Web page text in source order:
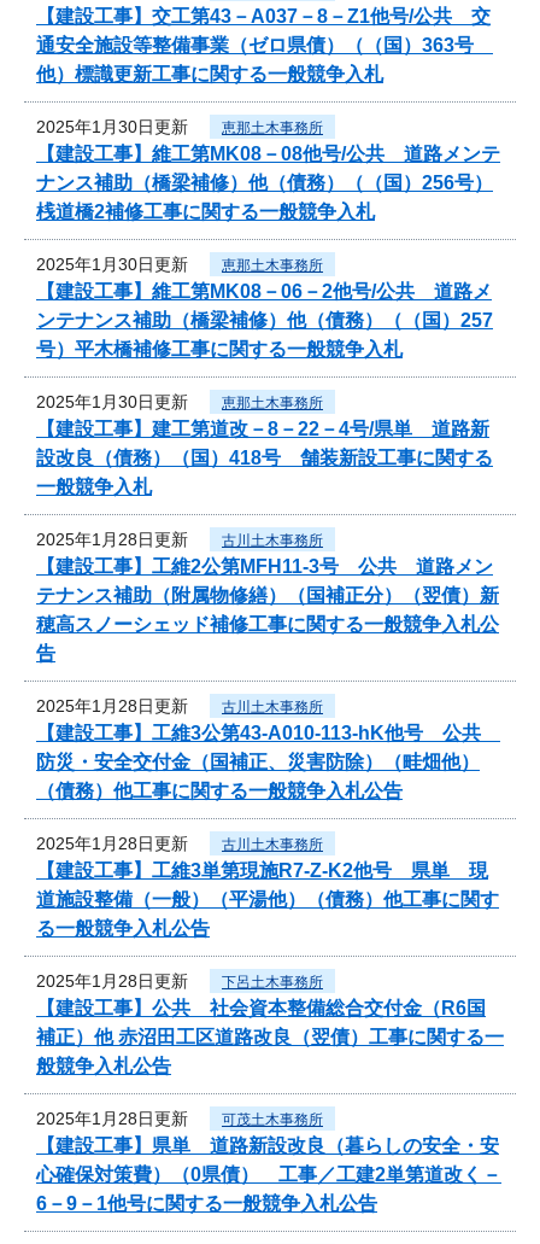
【建設工事】交工第43－A037－8－Z1他号/公共 交
通安全施設等整備事業（ゼロ県債）（（国）363号
他）標識更新工事に関する一般競争入札
2025年1月30日更新 恵那土木事務所
【建設工事】維工第MK08－08他号/公共 道路メンテ
ナンス補助（橋梁補修）他（債務）（（国）256号）
桟道橋2補修工事に関する一般競争入札
2025年1月30日更新 恵那土木事務所
【建設工事】維工第MK08－06－2他号/公共 道路メ
ンテナンス補助（橋梁補修）他（債務）（（国）257
号）平木橋補修工事に関する一般競争入札
2025年1月30日更新 恵那土木事務所
【建設工事】建工第道改－8－22－4号/県単 道路新
設改良（債務）（国）418号 舗装新設工事に関する
一般競争入札
2025年1月28日更新 古川土木事務所
【建設工事】工維2公第MFH11-3号 公共 道路メン
テナンス補助（附属物修繕）（国補正分）（翌債）新
穂高スノーシェッド補修工事に関する一般競争入札公
告
2025年1月28日更新 古川土木事務所
【建設工事】工維3公第43-A010-113-hK他号 公共
防災・安全交付金（国補正、災害防除）（畦畑他）
（債務）他工事に関する一般競争入札公告
2025年1月28日更新 古川土木事務所
【建設工事】工維3単第現施R7-Z-K2他号 県単 現
道施設整備（一般）（平湯他）（債務）他工事に関す
る一般競争入札公告
2025年1月28日更新 下呂土木事務所
【建設工事】公共 社会資本整備総合交付金（R6国
補正）他 赤沼田工区道路改良（翌債）工事に関する一
般競争入札公告
2025年1月28日更新 可茂土木事務所
【建設工事】県単 道路新設改良（暮らしの安全・安
心確保対策費）（0県債） 工事／工建2単第道改く－
6－9－1他号に関する一般競争入札公告